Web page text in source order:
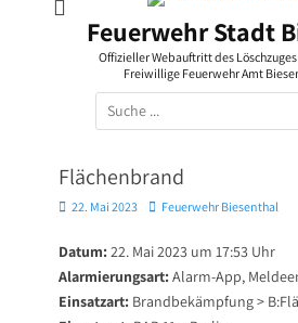
Feuerwehr Stadt
Offizieller Webauftritt des
Freiwillige Feuerwehr Amt
Suchen
nach:
Flächenbrand
Posted
22. Mai 2023 AutorFeuerwehr Biesenthal
Datum: 22. Mai 2023 um 17:53 Uhr
Alarmierungsart: Alarm-App,
Einsatzart: Brandbekämpfung >